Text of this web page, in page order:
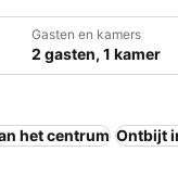
Gasten en kamers
2 gasten, 1 kamer
het centrum Ontbijt